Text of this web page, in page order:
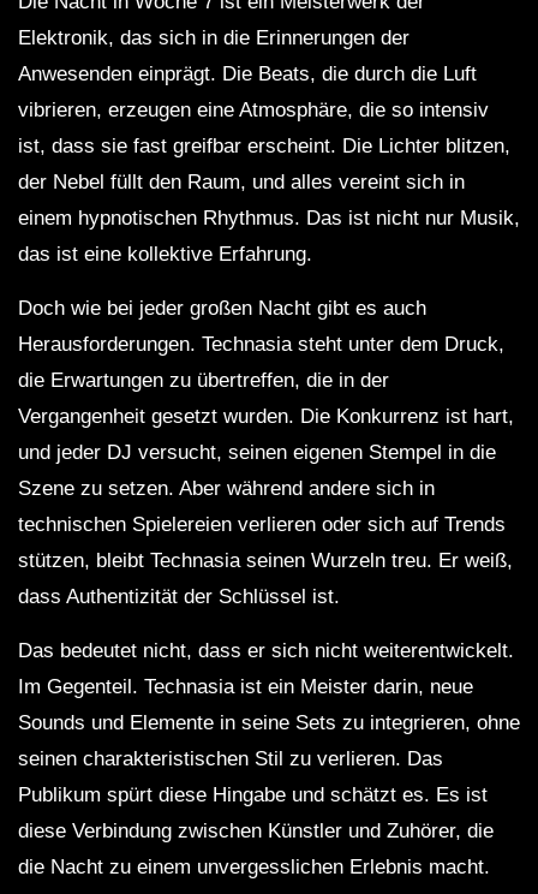
Elektronik, das sich in die Erinnerungen der
Anwesenden einprägt. Die Beats, die durch die Luft
vibrieren, erzeugen eine Atmosphäre, die so intensiv
ist, dass sie fast greifbar erscheint. Die Lichter blitzen,
der Nebel füllt den Raum, und alles vereint sich in
einem hypnotischen Rhythmus. Das ist nicht nur Musik,
das ist eine kollektive Erfahrung.
Doch wie bei jeder großen Nacht gibt es auch
Herausforderungen. Technasia steht unter dem Druck,
die Erwartungen zu übertreffen, die in der
Vergangenheit gesetzt wurden. Die Konkurrenz ist hart,
und jeder DJ versucht, seinen eigenen Stempel in die
Szene zu setzen. Aber während andere sich in
technischen Spielereien verlieren oder sich auf Trends
stützen, bleibt Technasia seinen Wurzeln treu. Er weiß,
dass Authentizität der Schlüssel ist.
Das bedeutet nicht, dass er sich nicht weiterentwickelt.
Im Gegenteil. Technasia ist ein Meister darin, neue
Sounds und Elemente in seine Sets zu integrieren, ohne
seinen charakteristischen Stil zu verlieren. Das
Publikum spürt diese Hingabe und schätzt es. Es ist
diese Verbindung zwischen Künstler und Zuhörer, die
die Nacht zu einem unvergesslichen Erlebnis macht.